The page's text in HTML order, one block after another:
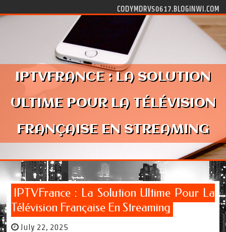
CODYMDRV50617.BLOGINWI.COM
IPTVFRANCE : LA SOLUTION
ULTIME POUR LA TÉLÉVISION
FRANÇAISE EN STREAMING
IPTVFrance : La Solution Ultime Pour La
Télévision Française En Streaming
July 22, 2025